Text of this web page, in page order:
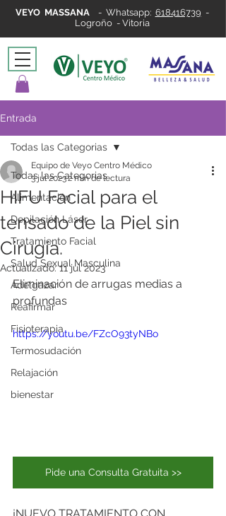
VEYO MASSANA- Whatsapp: 618416739 -
Logroño - Vitoria
Entrada
Todas las Categorias
Alimentación
Depilación Láser
Tratamiento Facial
Salud Sexual Masculina
Adelgazar
Reafirmar
Fisioterapia
Termosudación
Relajación
bienestar
Todas las Categorias
HIFU Facial para el
tensado de la Piel sin
Cirugía.
Equipo de Veyo Centro Médico
3 jul 20232 min de lectura
Actualizado:11 jul 2023
Eliminación de arrugas medias a
profundas
https://youtu.be/FZcO93tyNBo
Pide una Consulta Gratuita >>